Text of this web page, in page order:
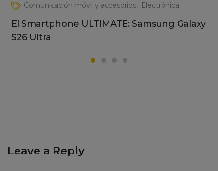
Comunicación móvil y accesorios
Electrónica
El Smartphone ULTIMATE: Samsung Galaxy
S26 Ultra
Leave a Reply